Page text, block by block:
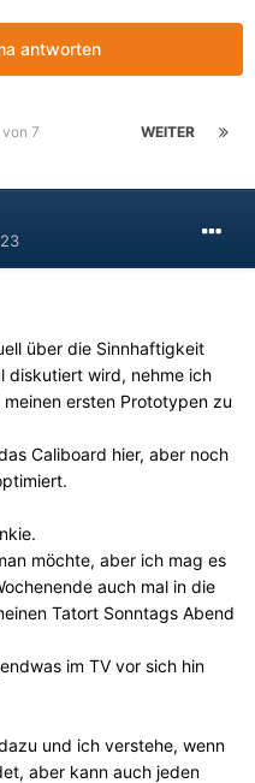
antworten
WEITER
7
über die Sinnhaftigkeit
diskutiert wird, nehme ich
ersten Prototypen zu
Caliboard hier, aber noch
möchte, aber ich mag es
auch mal in die
Tatort Sonntags Abend
im TV vor sich hin
und ich verstehe, wenn
aber kann auch jeden